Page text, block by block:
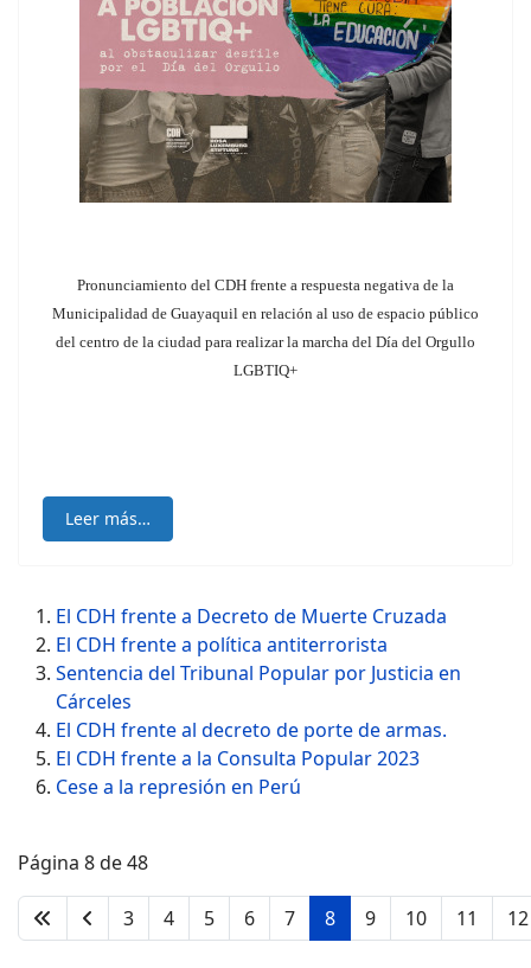
Pronunciamiento del CDH frente a respuesta negativa de la
Municipalidad de Guayaquil en relación al uso de espacio público
del centro de la ciudad para realizar la marcha del Día del Orgullo
LGBTIQ+
Leer más…
El CDH frente a Decreto de Muerte Cruzada
El CDH frente a política antiterrorista
Sentencia del Tribunal Popular por Justicia en
Cárceles
El CDH frente al decreto de porte de armas.
El CDH frente a la Consulta Popular 2023
Cese a la represión en Perú
Página 8 de 48
3 4 5 6 7 8 9 10 11 12